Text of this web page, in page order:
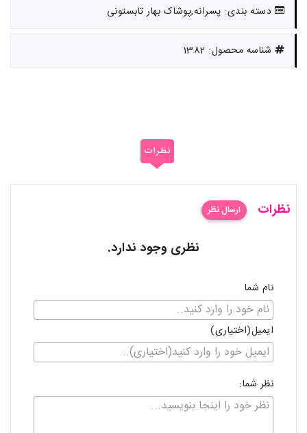
دسته بندی: پسرانه,پوشاک بهار تابستونی
شناسه محصول: 1382
نظرات
نظرات ارسال نظر
نظری وجود ندارد.
نام شما
ایمیل(اختیاری)
نظر شما: